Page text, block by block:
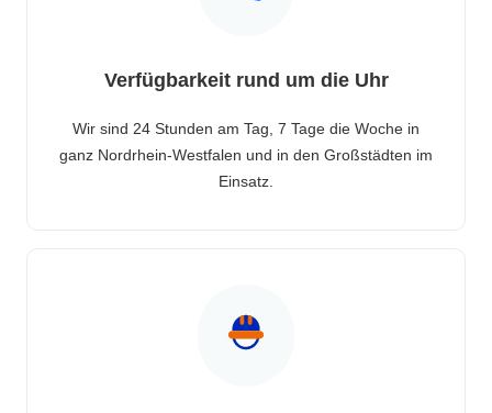
Verfügbarkeit rund um die Uhr
Wir sind 24 Stunden am Tag, 7 Tage die Woche in
ganz Nordrhein-Westfalen und in den Großstädten im
Einsatz.